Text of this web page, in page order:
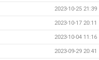
2023-10-25 21:39
2023-10-17 20:11
2023-10-04 11:16
2023-09-29 20:41